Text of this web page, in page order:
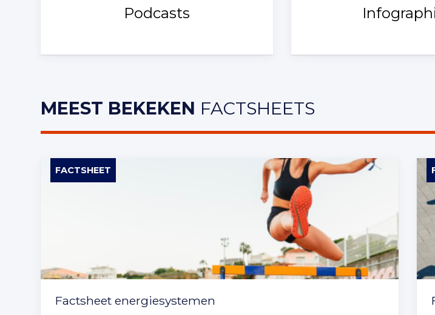
Podcasts
MEEST BEKEKEN FACTSHEETS
FACTSHEET
Factsheet energiesystemen